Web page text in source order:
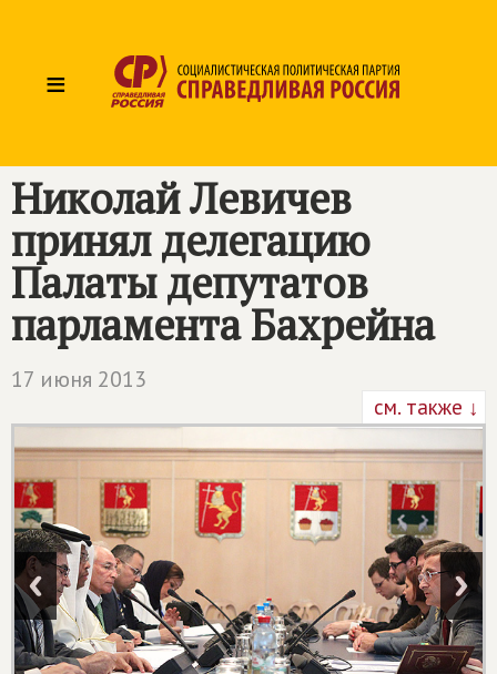
≡
Николай Левичев
принял делегацию
Палаты депутатов
парламента Бахрейна
17 июня 2013
см. также ↓